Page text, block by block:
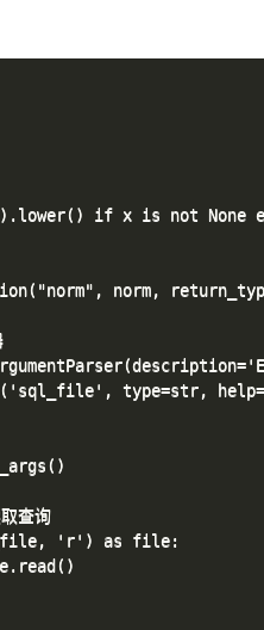
if x is not None
norm,
type=str,
查询
'r') as file: